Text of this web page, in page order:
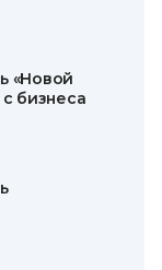
«Новой
бизнеса